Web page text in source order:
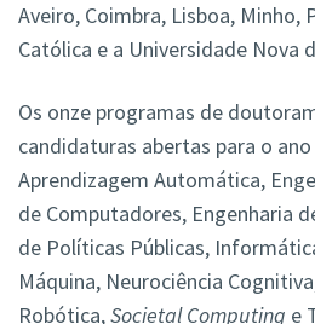
Aveiro, Coimbra, Lisboa, Minho,
Católica e a Universidade Nova
Os onze programas de
candidaturas abertas para o
Aprendizagem Automática,
de Computadores, Engenharia
de Políticas Públicas,
Máquina, Neurociência
Robótica,Societal Computing e